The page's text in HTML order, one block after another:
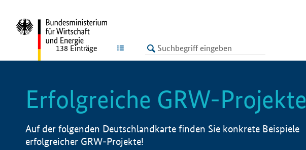
LISTE
138 Einträge
Erfolgreiche GRW-Projekte
Auf der folgenden Deutschlandkarte finden Sie konkrete Beispiele
erfolgreicher GRW-Projekte!